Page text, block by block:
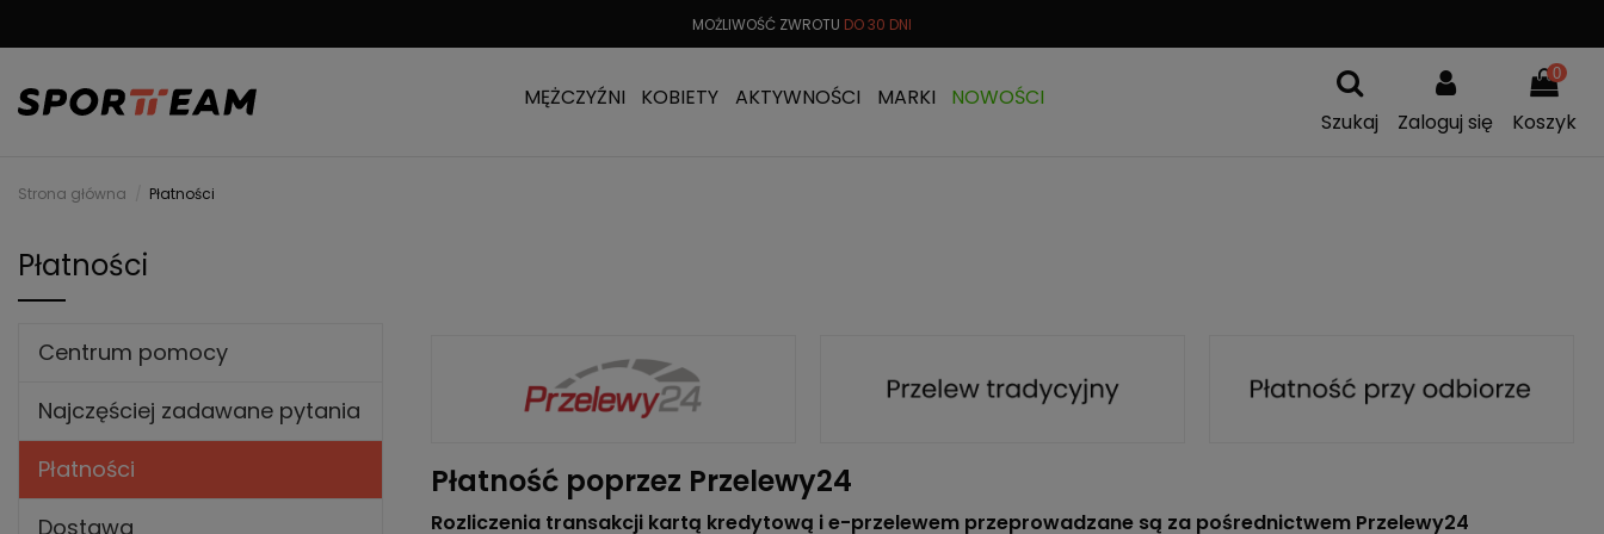
MOŻLIWOŚĆ ZWROTU DO 30 DNI
MĘŻCZYŹNI KOBIETY AKTYWNOŚCI MARKI
NOWOŚCI
Szukaj
Zaloguj się
0
Koszyk
Strona główna Płatności
Płatności
Centrum pomocy
Najczęściej zadawane pytania
Płatności
Dostawa
Płatność poprzez Przelewy24
Rozliczenia transakcji kartą kredytową i e-przelewem przeprowadzane są za pośrednictwem Przelewy24